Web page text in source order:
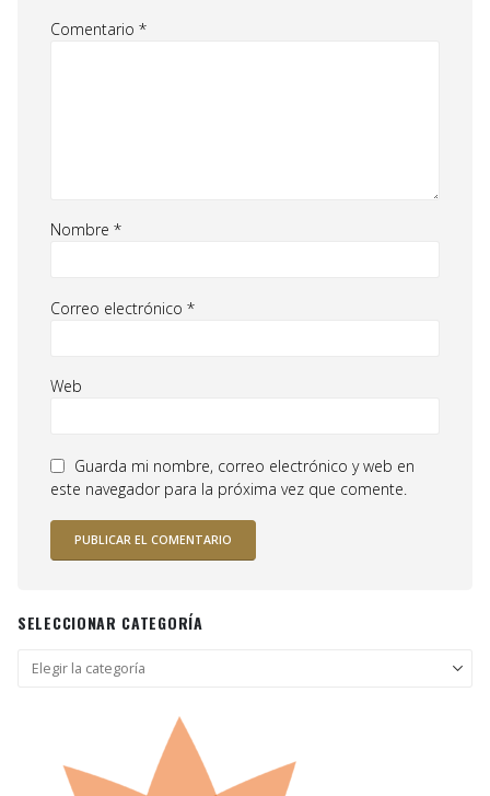
Comentario *
Nombre *
Correo electrónico *
Web
Guarda mi nombre, correo electrónico y web en
este navegador para la próxima vez que comente.
SELECCIONAR CATEGORÍA
Seleccionar
categoría